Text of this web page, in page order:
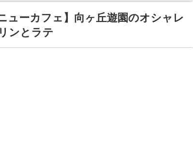
ューカフェ】向ヶ丘遊園のオシャレ
ンとラテ